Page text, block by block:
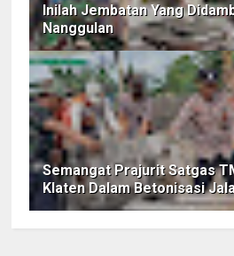
Inilah Jembatan Yang
Nanggulan
Semangat Prajurit Satgas
Klaten Dalam Betonisasi